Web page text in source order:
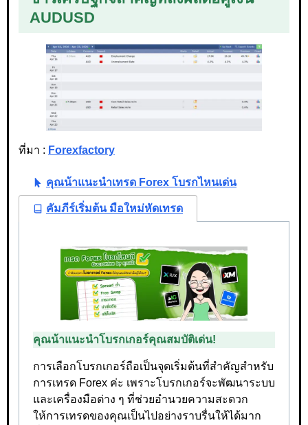
AUDUSD
ที่มา : Forexfactory
คุณน้าแนะนำเทรด Forex โบรกไหนเด่น
คัมภีร์เริ่มต้น มือใหม่หัดเทรด
คุณน้าแนะนำโบรกเกอร์คุณสมบัติเด่น!
การเลือกโบรกเกอร์ถือเป็นจุดเริ่มต้นที่สำคัญสำหรับ
การเทรด Forex ค่ะ เพราะโบรกเกอร์จะพัฒนาระบบ
และเครื่องมือต่าง ๆ ที่ช่วยอำนวยความสะดวก
ให้การเทรดของคุณเป็นไปอย่างราบรื่นให้ได้มาก